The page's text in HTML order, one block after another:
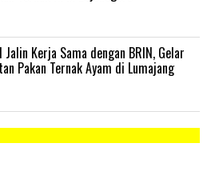
Jalin Kerja Sama dengan BRIN, Gelar
Pakan Ternak Ayam di Lumajang